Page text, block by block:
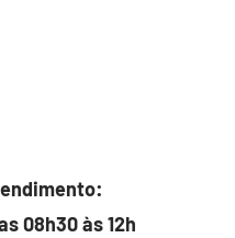
08h30 às 12h